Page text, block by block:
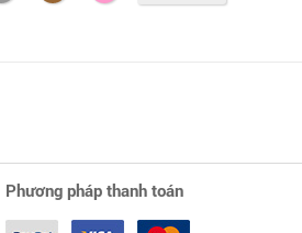
Phương pháp thanh toán